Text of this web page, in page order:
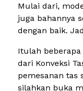
Mulai dari,
juga bahannya
dengan baik.
Itulah
dari Konveksi
pemesanan tas
silahkan buka